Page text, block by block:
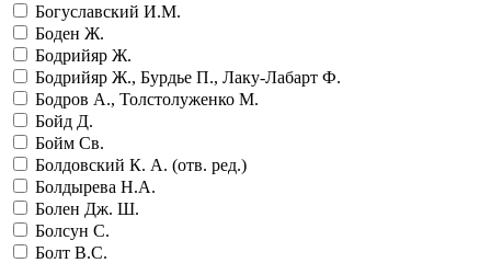
Богуславский И.М.
Боден Ж.
Бодрийяр Ж.
Бодрийяр Ж., Бурдье П., Лаку-Лабарт Ф.
Бодров А., Толстолуженко М.
Бойд Д.
Бойм Св.
Болдовский К. А. (отв. ред.)
Болдырева Н.А.
Болен Дж. Ш.
Болсун С.
Болт В.С.